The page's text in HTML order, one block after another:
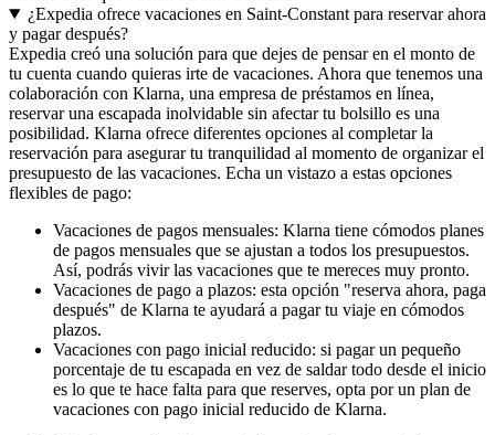
¿Expedia ofrece vacaciones en Saint-Constant para reservar ahora
y pagar después?
Expedia creó una solución para que dejes de pensar en el monto de
tu cuenta cuando quieras irte de vacaciones. Ahora que tenemos una
colaboración con Klarna, una empresa de préstamos en línea,
reservar una escapada inolvidable sin afectar tu bolsillo es una
posibilidad. Klarna ofrece diferentes opciones al completar la
reservación para asegurar tu tranquilidad al momento de organizar el
presupuesto de las vacaciones. Echa un vistazo a estas opciones
flexibles de pago:
Vacaciones de pagos mensuales: Klarna tiene cómodos planes
de pagos mensuales que se ajustan a todos los presupuestos.
Así, podrás vivir las vacaciones que te mereces muy pronto.
Vacaciones de pago a plazos: esta opción "reserva ahora, paga
después" de Klarna te ayudará a pagar tu viaje en cómodos
plazos.
Vacaciones con pago inicial reducido: si pagar un pequeño
porcentaje de tu escapada en vez de saldar todo desde el inicio
es lo que te hace falta para que reserves, opta por un plan de
vacaciones con pago inicial reducido de Klarna.